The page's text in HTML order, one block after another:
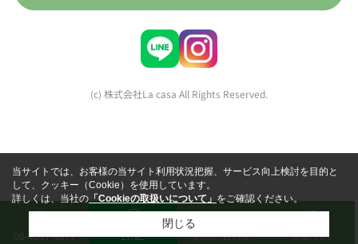
(c) 株式会社La casa All Rights Reserved.
06-4397-4877 LINE お問い合わせ 来店予約
当サイトでは、お客様の当サイト利用状況把握、サービス向上検討を目的と
して、クッキー（Cookie）を使用しています。
詳しくは、当社の「Cookieの取扱いについて」をご確認ください。
閉じる